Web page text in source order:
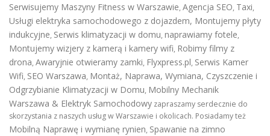
Serwisujemy Maszyny Fitness w Warszawie, Agencja SEO, Taxi,
Usługi elektryka samochodowego z dojazdem, Montujemy płyty
indukcyjne, Serwis klimatyzacji w domu, naprawiamy fotele,
Montujemy wizjery z kamerą i kamery wifi, Robimy filmy z
drona, Awaryjnie otwieramy zamki, Flyxpress.pl, Serwis Kamer
Wifi, SEO Warszawa, Montaż, Naprawa, Wymiana, Czyszczenie i
Odgrzybianie Klimatyzacji w Domu, Mobilny Mechanik
Warszawa & Elektryk Samochodowy zapraszamy serdecznie do
skorzystania z naszych usług w Warszawie i okolicach. Posiadamy też
Mobilną Naprawę i wymianę rynien, Spawanie na zimno